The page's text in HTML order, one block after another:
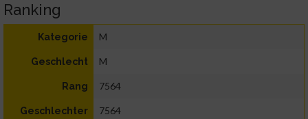
Ranking
Kategorie M
Geschlecht M
Rang 7564
Geschlechter
7564